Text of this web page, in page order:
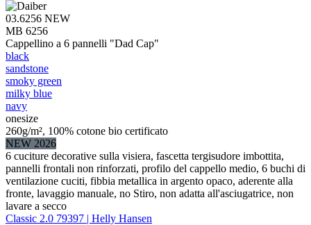
03.6256 NEW
MB 6256
Cappellino a 6 pannelli "Dad Cap"
black
sandstone
smoky green
milky blue
navy
onesize
260g/m², 100% cotone bio certificato
NEW 2026
6 cuciture decorative sulla visiera, fascetta tergisudore imbottita,
pannelli frontali non rinforzati, profilo del cappello medio, 6 buchi di
ventilazione cuciti, fibbia metallica in argento opaco, aderente alla
fronte, lavaggio manuale, no Stiro, non adatta all'asciugatrice, non
lavare a secco
Classic 2.0 79397 | Helly Hansen